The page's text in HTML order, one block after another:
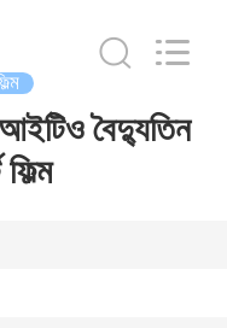
বৈদ্যুতিন